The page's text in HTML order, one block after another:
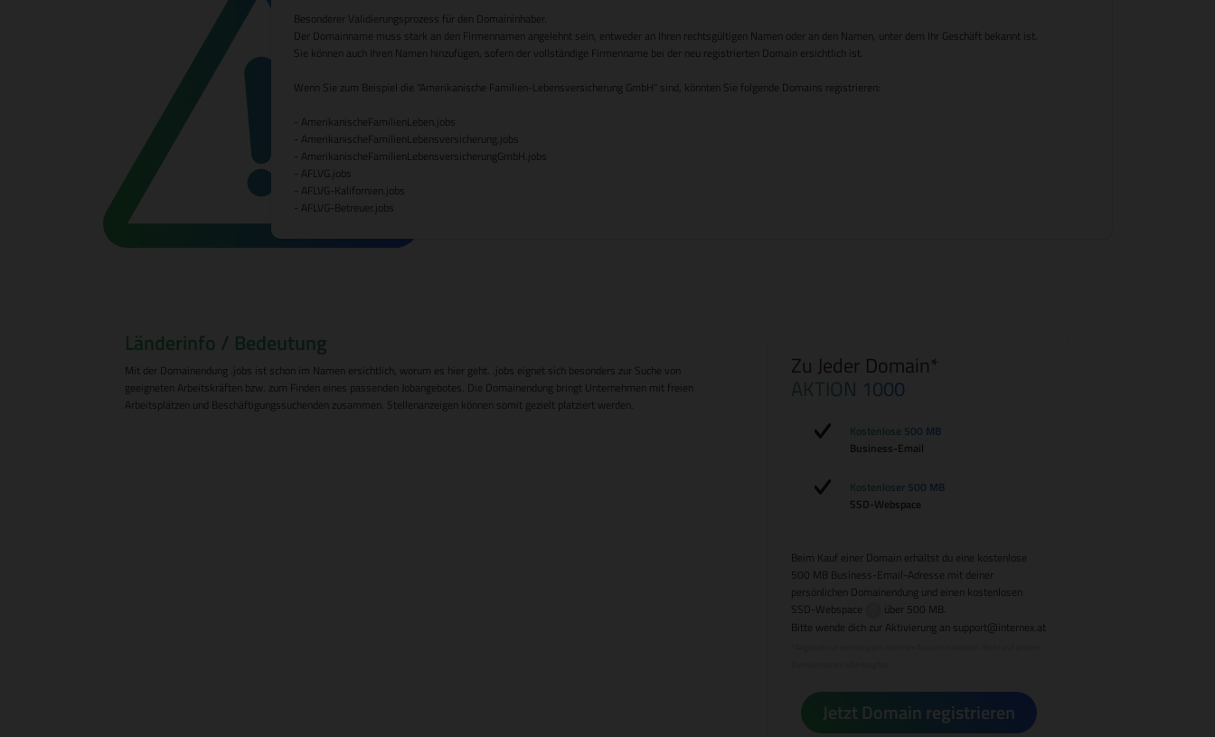
Besonderer Validierungsprozess für den Domaininhaber.
Der Domainname muss stark an den Firmennamen angelehnt sein, entweder an Ihren rechtsgültigen Namen oder an den Namen, unter dem Ihr Geschäft bekannt ist.
Sie können auch Ihren Namen hinzufügen, sofern der vollständige Firmenname bei der neu registrierten Domain ersichtlich ist.
Wenn Sie zum Beispiel die "Amerikanische Familien-Lebensversicherung GmbH" sind, könnten Sie folgende Domains registrieren:
- AmerikanischeFamilienLeben.jobs
- AmerikanischeFamilienLebensversicherung.jobs
- AmerikanischeFamilienLebensversicherungGmbH.jobs
- AFLVG.jobs
- AFLVG-Kalifornien.jobs
- AFLVG-Betreuer.jobs
Länderinfo / Bedeutung
Mit der Domainendung .jobs ist schon im Namen ersichtlich, worum es hier geht. .jobs eignet sich besonders zur Suche von
geeigneten Arbeitskräften bzw. zum Finden eines passenden Jobangebotes. Die Domainendung bringt Unternehmen mit freien
Arbeitsplätzen und Beschäftigungssuchenden zusammen. Stellenanzeigen können somit gezielt platziert werden.
Zu Jeder Domain*
AKTION 1000
Kostenlose 500 MB
Business-Email
Kostenloser 500 MB
SSD-Webspace
Beim Kauf einer Domain erhältst du eine kostenlose
500 MB Business-Email-Adresse mit deiner
persönlichen Domainendung und einen kostenlosen
SSD-Webspace
über 500 MB.
Bitte wende dich zur Aktivierung an support@internex.at
Jetzt Domain registrieren